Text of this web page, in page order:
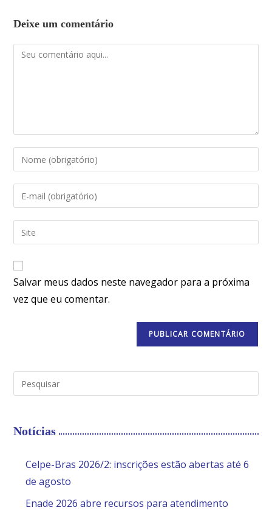
Deixe um comentário
Salvar meus dados neste navegador para a próxima
vez que eu comentar.
Notícias
Celpe-Bras 2026/2: inscrições estão abertas até 6
de agosto
Enade 2026 abre recursos para atendimento